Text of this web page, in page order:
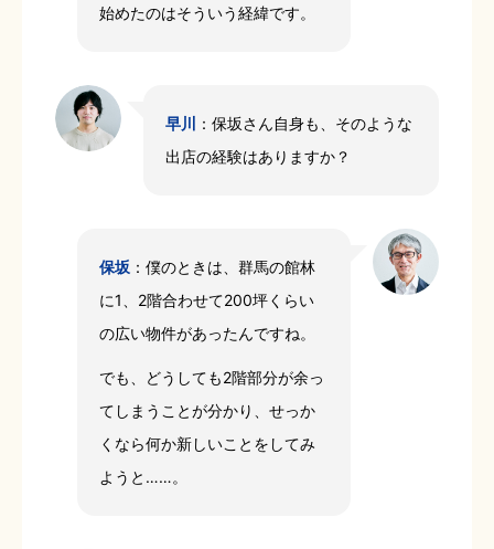
始めたのはそういう経緯です。
早川
：保坂さん自身も、そのような
出店の経験はありますか？
保坂 ：僕のときは、群馬の館林
に1、2階合わせて200坪くらい
の広い物件があったんですね。
でも、どうしても2階部分が余っ
てしまうことが分かり、せっか
くなら何か新しいことをしてみ
ようと……。